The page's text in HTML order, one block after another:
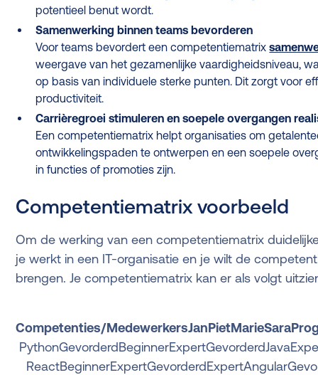
potentieel benut wordt.
Samenwerking binnen teams bevorderen
Voor teams bevordert een competentiematrix
weergave van het gezamenlijke vaardigheidsniveau,
op basis van individuele sterke punten. Dit zorgt voor
productiviteit.
Carrièregroei stimuleren en soepele overgangen
Een competentiematrix helpt organisaties om
ontwikkelingspaden te ontwerpen en een soepele
in functies of promoties zijn.
Competentiematrix voorbeeld
Om de werking van een competentiematrix
je werkt in een IT-organisatie en je wilt de
brengen. Je competentiematrix kan er als volgt
Competenties/